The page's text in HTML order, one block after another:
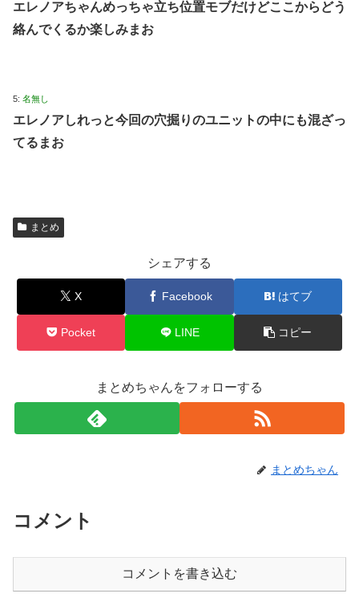
エレノアちゃんめっちゃ立ち位置モブだけどここからどう
絡んでくるか楽しみまお
5: 名無し
エレノアしれっと今回の穴掘りのユニットの中にも混ざっ
てるまお
まとめ
シェアする
X Facebook はてブ
Pocket LINE コピー
まとめちゃんをフォローする
まとめちゃん
コメント
コメントを書き込む